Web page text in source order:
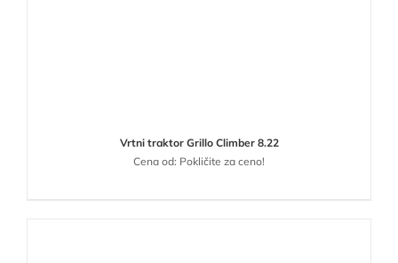
Vrtni traktor Grillo Climber 8.22
Cena od: Pokličite za ceno!